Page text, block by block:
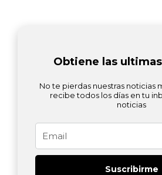
Obtiene las
No te pierdas nuestras noticias
recibe todos los días en tu
noticias
Suscribirme